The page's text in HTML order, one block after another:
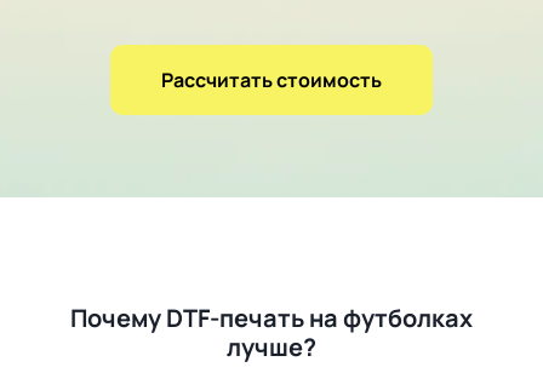
Рассчитать стоимость
Почему DTF-печать на футболках
лучше?